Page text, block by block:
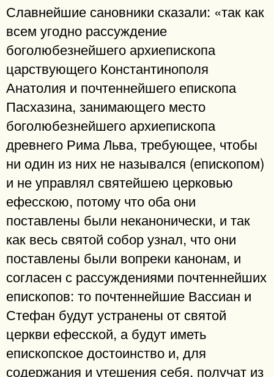
Славнейшие сановники сказали: «так как
всем угодно рассуждение
боголюбезнейшего архиепископа
царствующего Константинополя
Анатолия и почтеннейшего епископа
Пасхазина, занимающего место
боголюбезнейшего архиепископа
древнего Рима Льва, требующее, чтобы
ни один из них не назывался (епископом)
и не управлял святейшею церковью
ефесскою, потому что оба они
поставлены были неканонически, и так
как весь святой собор узнал, что они
поставлены были вопреки канонам, и
согласен с рассуждениями почтеннейших
епископов: то почтеннейшие Вассиан и
Стефан будут устранены от святой
церкви ефесской, а будут иметь
епископское достоинство и, для
содержания и утешения себя, получат из